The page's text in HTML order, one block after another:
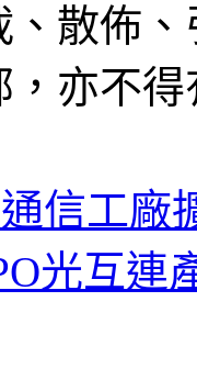
散佈
亦不
信工
光互連